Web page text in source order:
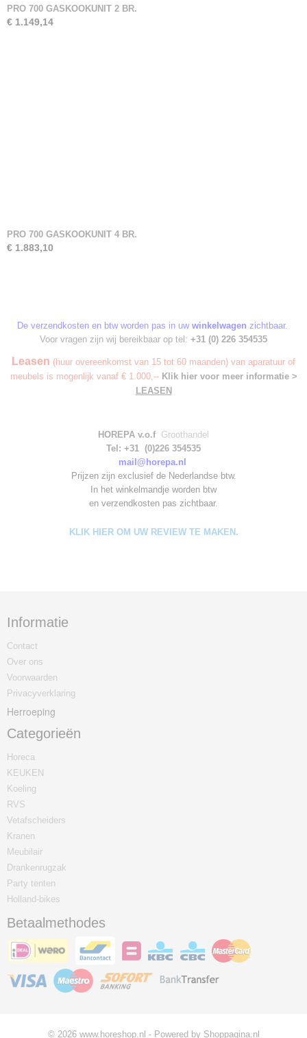
PRO 700 GASKOOKUNIT 2 BR.
€ 1.149,14
PRO 700 GASKOOKUNIT 4 BR.
€ 1.883,10
De verzendkosten en btw worden pas in uw winkelwagen zichtbaar.
Voor vragen zijn wij bereikbaar op tel: +31 (0) 226 354535
Leasen (huur overeenkomst van 15 tot 60 maanden) van aparatuur of
meubels is mogenlijk vanaf € 1.000,-- Klik hier voor meer informatie >
LEASEN
HOREPA v.o.f Groothandel
Tel: +31 (0)226 354535
mail@horepa.nl
Prijzen zijn exclusief de Nederlandse btw.
In het winkelmandje worden btw
en verzendkosten pas zichtbaar.
KLIK HIER OM UW REVIEW TE MAKEN.
Informatie
Contact
Over ons
Voorwaarden
Privacyverklaring
Herroeping
Categorieën
Horeca
KEUKEN
Koeling
RVS
Vetafscheiders
Kranen
Meubilair
Drankenrugzak
Party tenten
Holland-bikes
Betaalmethodes
© 2026 www.horeshop.nl - Powered by Shoppagina.nl